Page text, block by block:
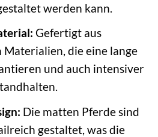
werden kann.
Gefertigt aus
die eine lange
und auch intensiver
Die matten Pferde sind
gestaltet, was die